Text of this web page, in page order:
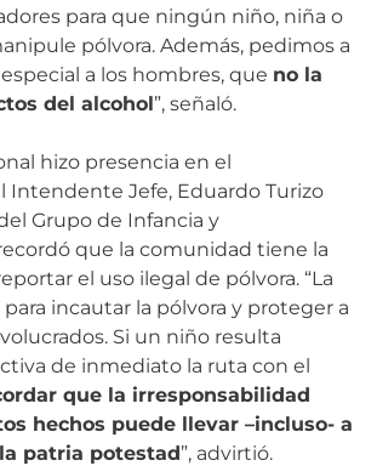
para que ningún niño, niña o
pólvora. Además, pedimos a
a los hombres, que no la
del alcohol”, señaló.
hizo presencia en el
Intendente Jefe, Eduardo Turizo
Grupo de Infancia y
que la comunidad tiene la
el uso ilegal de pólvora. “La
incautar la pólvora y proteger a
Si un niño resulta
de inmediato la ruta con el
que la irresponsabilidad
hechos puede llevar –incluso- a
patria potestad”, advirtió.